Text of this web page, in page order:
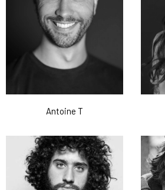
Antoine T